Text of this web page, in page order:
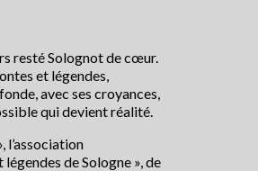
resté Solognot de cœur.
et légendes,
avec ses croyances,
qui devient réalité.
l’association
de Sologne », de